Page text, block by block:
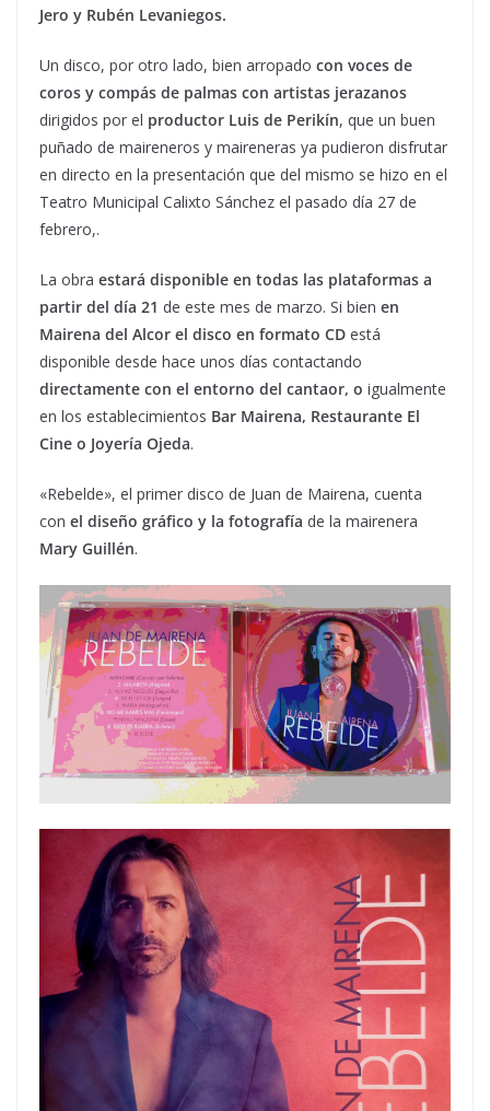
Jero y Rubén Levaniegos.
Un disco, por otro lado, bien arropado con voces de
coros y compás de palmas con artistas jerazanos
dirigidos por el productor Luis de Perikín, que un buen
puñado de maireneros y maireneras ya pudieron disfrutar
en directo en la presentación que del mismo se hizo en el
Teatro Municipal Calixto Sánchez el pasado día 27 de
febrero,.
La obra estará disponible en todas las plataformas a
partir del día 21 de este mes de marzo. Si bien en
Mairena del Alcor el disco en formato CD está
disponible desde hace unos días contactando
directamente con el entorno del cantaor, o igualmente
en los establecimientos Bar Mairena, Restaurante El
Cine o Joyería Ojeda.
«Rebelde», el primer disco de Juan de Mairena, cuenta
con el diseño gráfico y la fotografía de la mairenera
Mary Guillén.